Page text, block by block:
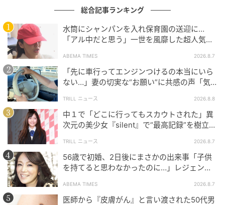
コースの始まりのタルタレットは作りたて。
総合記事ランキング
水筒にシャンパンを入れ保育園の送迎に…
「アル中だと思う」一世を風靡した超人気タ
ABEMA TIMES 2026.8.7
「先に車行ってエンジンつけるの本当にいら
ない…」妻の切実な“お願い”に共感の声「気
TRILL ニュース 2026.8.8
中１で「どこに行ってもスカウトされた」異
次元の美少女『silent』で“最高記録”を樹立し
TRILL ニュース 2026.8.7
56歳で初婚、2日後にまさかの出来事「子供
を持てると思わなかったのに…」レジェンド
ABEMA TIMES 2026.8.7
医師から『皮膚がん』と言い渡された50代男